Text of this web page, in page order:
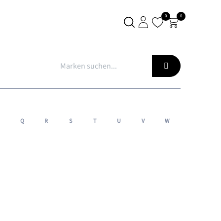
0 0
Q R S T U V W